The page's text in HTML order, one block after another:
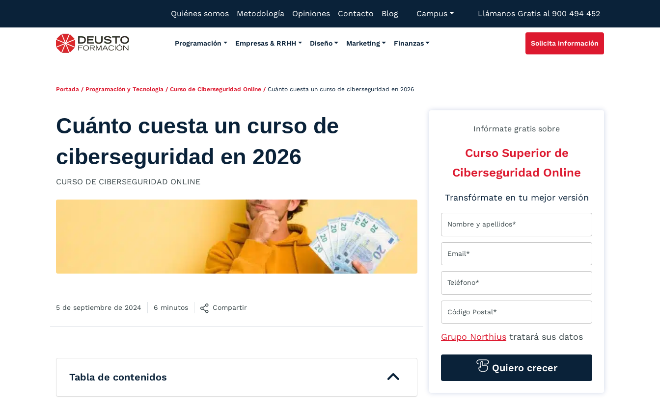
Quiénes somos Metodología Opiniones Contacto Blog Campus Llámanos Gratis al 900 494 452
Programación Empresas & RRHH Diseño Marketing Finanzas Solicita información
Portada / Programación y Tecnología / Curso de Ciberseguridad Online / Cuánto cuesta un curso de ciberseguridad en 2026
Cuánto cuesta un curso de
ciberseguridad en 2026
CURSO DE CIBERSEGURIDAD ONLINE
5 de septiembre de 2024 6 minutos Compartir
Tabla de contenidos
Infórmate gratis sobre
Curso Superior de
Ciberseguridad Online
Transfórmate en tu mejor versión
Nombre y apellidos*
Email*
Teléfono*
Código Postal*
Grupo Northius tratará sus datos
medios tecnológicos, incluso
aplicaciones de mensajería
Quiero crecer